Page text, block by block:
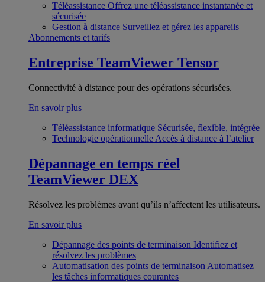
Téléassistance Offrez une téléassistance instantanée et
sécurisée
Gestion à distance Surveillez et gérez les appareils
Abonnements et tarifs
Entreprise TeamViewer Tensor
Connectivité à distance pour des opérations sécurisées.
En savoir plus
Téléassistance informatique Sécurisée, flexible, intégrée
Technologie opérationnelle Accès à distance à l’atelier
Dépannage en temps réel
TeamViewer DEX
Résolvez les problèmes avant qu’ils n’affectent les utilisateurs.
En savoir plus
Dépannage des points de terminaison Identifiez et
résolvez les problèmes
Automatisation des points de terminaison Automatisez
les tâches informatiques courantes